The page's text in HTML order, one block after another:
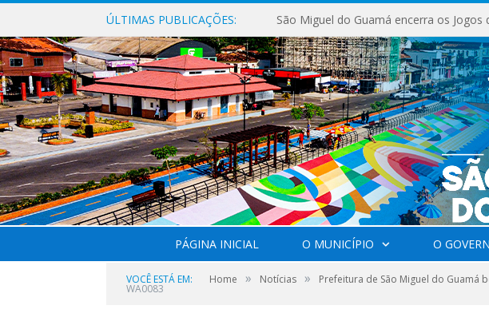
ÚLTIMAS PUBLICAÇÕES:
PÁGINA INICIAL O MUNICÍPIO O
VOCÊ ESTÁ EM: Home » Notícias » Prefeitura de São Miguel do Guamá
WA0083